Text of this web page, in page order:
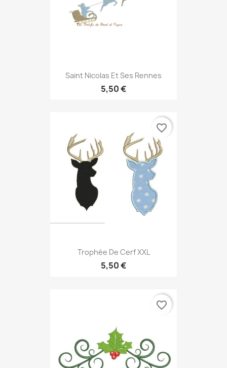
Saint Nicolas Et Ses Rennes
5,50 €
Trophée De Cerf XXL
5,50 €
favorite_border
favorite_border